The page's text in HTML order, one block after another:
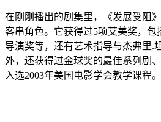
在刚刚播出的剧集里，《发展受阻
客串角色。它获得过5项艾美奖，包
导演奖等，还有艺术指导与杰弗里.
外，还获得过金球奖的最佳系列剧
入选2003年美国电影学会教学课程。